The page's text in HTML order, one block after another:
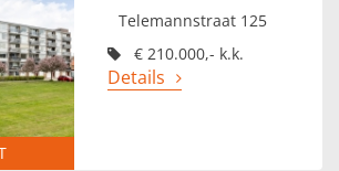
Telemannstraat 125
€ 210.000,- k.k.
Details